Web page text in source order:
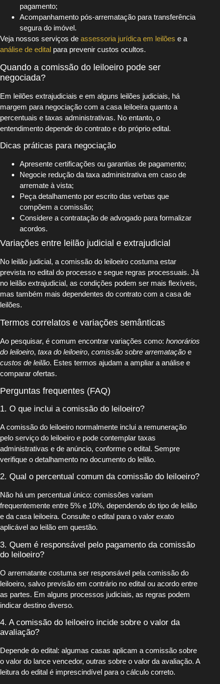
pagamento;
Acompanhamento pós-arrematação para transferência
segura do imóvel.
Veja nossos serviços de assessoria jurídica em leilões e a
análise de edital para prevenir custos ocultos.
Quando a comissão do leiloeiro pode ser
negociada?
Em leilões extrajudiciais e em alguns leilões judiciais, há
margem para negociação com a casa leiloeira quanto a
percentuais e taxas administrativas. No entanto, o
entendimento depende do contrato e do próprio edital.
Dicas práticas para negociação
Apresente certificações ou garantias de pagamento;
Negocie redução da taxa administrativa em caso de
arremate à vista;
Peça detalhamento por escrito das verbas que
compõem a comissão;
Considere a contratação de advogado para formalizar
acordos.
Variações entre leilão judicial e extrajudicial
No leilão judicial, a comissão do leiloeiro costuma estar
prevista no edital do processo e segue regras processuais. Já
no leilão extrajudicial, as condições podem ser mais flexíveis,
mas também mais dependentes do contrato com a casa de
leilões.
Termos correlatos e variações semânticas
Ao pesquisar, é comum encontrar variações como: honorários
do leiloeiro, taxa do leiloeiro, comissão sobre arrematação e
custos de leilão. Estes termos ajudam a ampliar a análise e
comparar ofertas.
Perguntas frequentes (FAQ)
1. O que inclui a comissão do leiloeiro?
A comissão do leiloeiro normalmente inclui a remuneração
pelo serviço do leiloeiro e pode contemplar taxas
administrativas e de anúncio, conforme o edital. Sempre
verifique o detalhamento no documento do leilão.
2. Qual o percentual comum da comissão do leiloeiro?
Não há um percentual único: comissões variam
frequentemente entre 5% e 10%, dependendo do tipo de leilão
e da casa leiloeira. Consulte o edital para o valor exato
aplicável ao leilão em questão.
3. Quem é responsável pelo pagamento da comissão
do leiloeiro?
O arrematante costuma ser responsável pela comissão do
leiloeiro, salvo previsão em contrário no edital ou acordo entre
as partes. Em alguns processos judiciais, as regras podem
indicar destino diverso.
4. A comissão do leiloeiro incide sobre o valor da
avaliação?
Depende do edital: algumas casas aplicam a comissão sobre
o valor do lance vencedor, outras sobre o valor da avaliação. A
leitura do edital é imprescindível para o cálculo correto.